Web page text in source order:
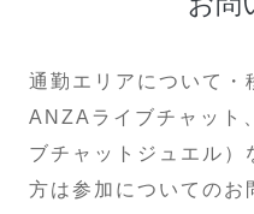
通勤エリアについて・
ANZAライブチャット
ブチャットジュエル）
方は参加についてのお